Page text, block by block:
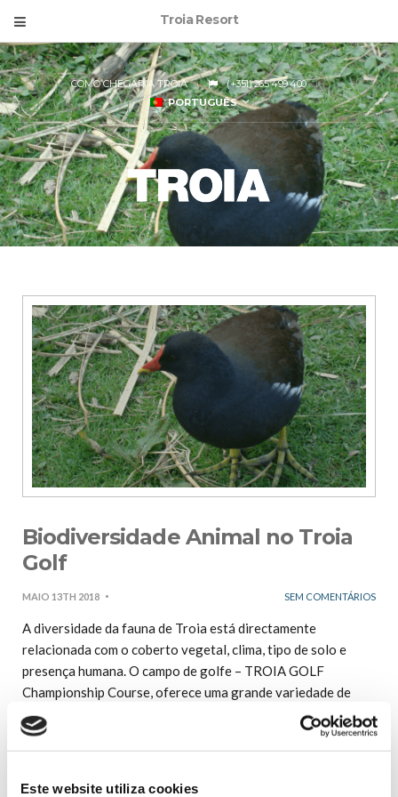
Este website utiliza cookies
Troia Resort
COMO CHEGAR A TROIA
(+351) 265 499 400
PORTUGUÊS
Biodiversidade Animal no Troia
Golf
MAIO 13TH 2018 SEM COMENTÁRIOS
A diversidade da fauna de Troia está directamente
relacionada com o coberto vegetal, clima, tipo de solo e
presença humana. O campo de golfe – TROIA GOLF
Championship Course, oferece uma grande variedade de
habitats numa área reduzida, tais como pinhais, matos, áreas
relvadas, dunas e lagos de água doce, os quais atraem
diversas espécies de fauna. Nas aves, destaca-se a Poupa